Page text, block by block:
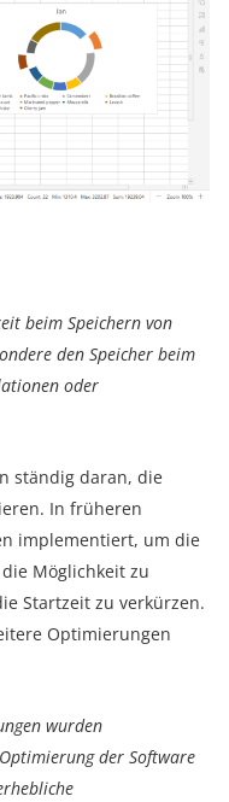
beim Speichern von
den Speicher beim
oder
ständig daran, die
In früheren
implementiert, um die
Möglichkeit zu
Startzeit zu verkürzen.
Optimierungen
wurden
der Software